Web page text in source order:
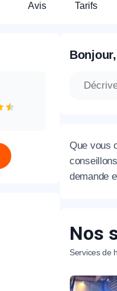
Avis Tarifs
Bonjour,
Que vous
demande
Nos
Services de